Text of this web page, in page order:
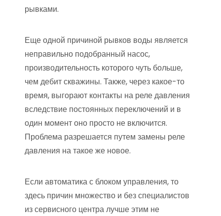
рывками.
Еще одной причиной рывков воды является
неправильно подобранный насос,
производительность которого чуть больше,
чем дебит скважины. Также, через какое-то
время, выгорают контакты на реле давления
вследствие постоянных переключений и в
один момент оно просто не включится.
Проблема разрешается путем замены реле
давления на такое же новое.
Если автоматика с блоком управления, то
здесь причин множество и без специалистов
из сервисного центра лучше этим не